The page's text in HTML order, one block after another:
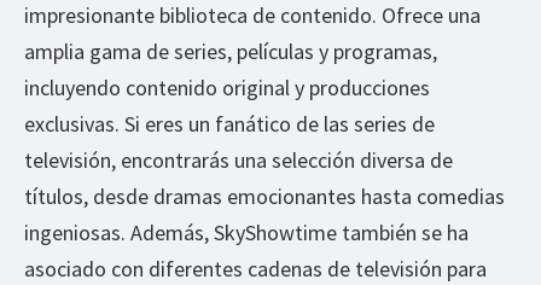
impresionante biblioteca de contenido. Ofrece una
amplia gama de series, películas y programas,
incluyendo contenido original y producciones
exclusivas. Si eres un fanático de las series de
televisión, encontrarás una selección diversa de
títulos, desde dramas emocionantes hasta comedias
ingeniosas. Además, SkyShowtime también se ha
asociado con diferentes cadenas de televisión para